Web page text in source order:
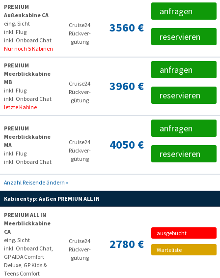
PREMIUM
Außenkabine CA
eing. Sicht
inkl. Flug
inkl. Onboard Chat
Nur noch 5 Kabinen
Cruise24
Rückver­
gütung
3560 €
anfragen
reservieren
PREMIUM
Meerblickkabine
MB
inkl. Flug
inkl. Onboard Chat
letzte Kabine
Cruise24
Rückver­
gütung
3960 €
anfragen
reservieren
PREMIUM
Meerblickkabine
MA
inkl. Flug
inkl. Onboard Chat
Cruise24
Rückver­
gütung
4050 €
anfragen
reservieren
Anzahl Reisende ändern »
Kabinentyp: Außen PREMIUM ALL IN
PREMIUM ALL IN
Meerblickkabine
CA
eing. Sicht
inkl. Onboard Chat,
GP AIDA Comfort
Deluxe, GP Kids &
Teens Comfort
Cruise24
Rückver­
gütung
2780 €
ausgebucht
Warteliste